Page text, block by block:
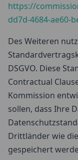
https://
dd7d-4684-ae60-
Des Weiteren
DSGVO. Diese
Contractual
Kommission
sollen, dass Ihre
Drittländer wie
gespeichert